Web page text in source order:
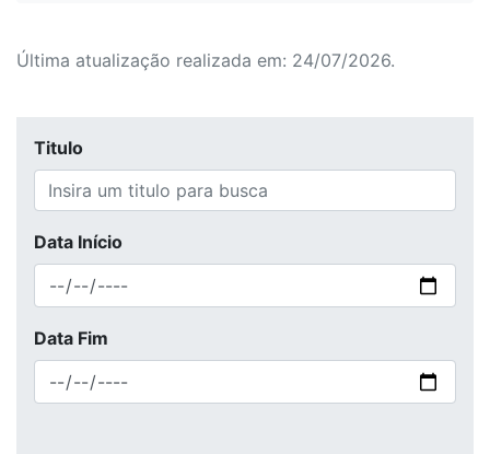
Última atualização realizada em: 24/07/2026.
Titulo
Data Início
Data Fim